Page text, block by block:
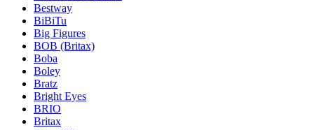
Bestway
BiBiTu
Big Figures
BOB (Britax)
Boba
Boley
Bratz
Bright Eyes
BRIO
Britax